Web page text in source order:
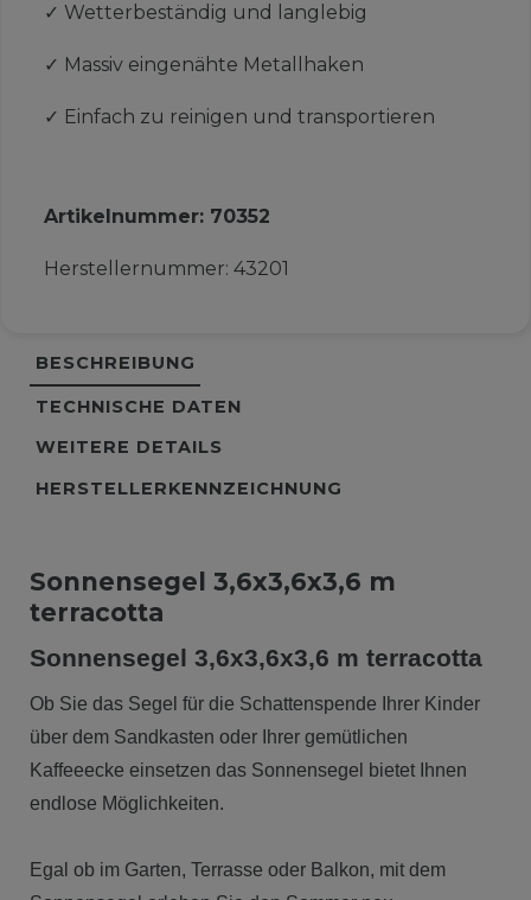
✓ Wetterbeständig und langlebig
✓ Massiv eingenähte Metallhaken
✓ Einfach zu reinigen und transportieren
Artikelnummer: 70352
Herstellernummer: 43201
BESCHREIBUNG
TECHNISCHE DATEN
WEITERE DETAILS
HERSTELLERKENNZEICHNUNG
Sonnensegel 3,6x3,6x3,6 m
terracotta
Sonnensegel 3,6x3,6x3,6 m terracotta
Ob Sie das Segel für die Schattenspende Ihrer Kinder
über dem Sandkasten oder Ihrer gemütlichen
Kaffeeecke einsetzen das Sonnensegel bietet Ihnen
endlose Möglichkeiten.
Egal ob im Garten, Terrasse oder Balkon, mit dem